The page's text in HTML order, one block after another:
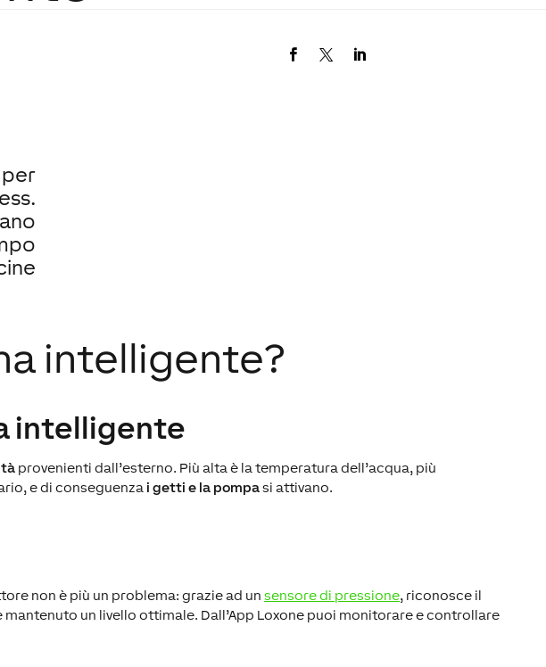
intelligente?
intelligente
provenienti dall’esterno. Più alta è la temperatura dell’acqua, più
e di conseguenza i getti e la pompasi attivano.
non è più un problema: grazie ad un sensore di pressione, riconosce il
un livello ottimale. Dall’App Loxone puoi monitorare e controllare